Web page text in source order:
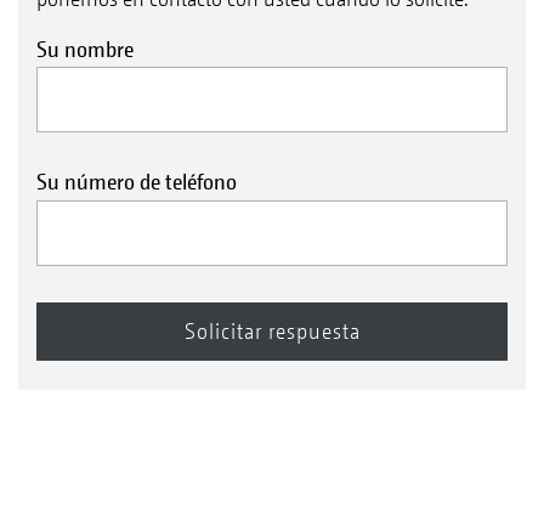
Su nombre
Su número de teléfono